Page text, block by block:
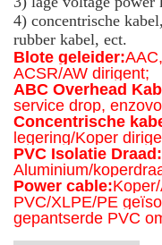
4) concentrische
rubber kabel, ect.
Blote geleider:
ACSR/AW dirigent;
ABC Overhead
service drop,
Concentrische
legering/Koper
PVC Isolatie Draad:
Aluminium/
Power cable:
PVC/XLPE/PE
gepantserde PVC